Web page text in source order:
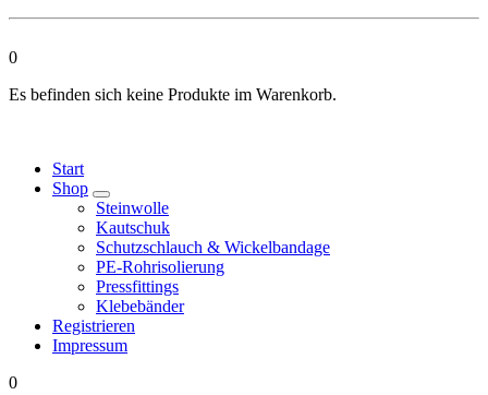
0
Es befinden sich keine Produkte im Warenkorb.
Start
Shop
Steinwolle
Kautschuk
Schutzschlauch & Wickelbandage
PE-Rohrisolierung
Pressfittings
Klebebänder
Registrieren
Impressum
0